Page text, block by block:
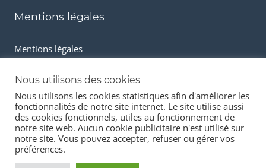
Mentions légales
Mentions légales
Cookies et données personnelles
Nous utilisons des cookies
Nous utilisons les cookies statistiques afin d'améliorer les
fonctionnalités de notre site internet. Le site utilise aussi
des cookies fonctionnels, utiles au fonctionnement de
notre site web. Aucun cookie publicitaire n'est utilisé sur
notre site. Vous pouvez accepter, refuser ou gérer vos
préférences.